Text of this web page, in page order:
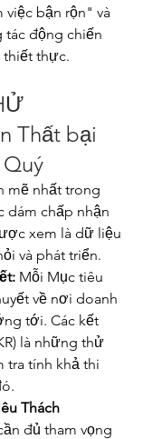
bận rộn" và
tác động chiến
thực.
Thất bại
mẽ nhất trong
dám chấp nhận
xem là dữ liệu
và phát triển.
Mỗi Mục tiêu
về nơi doanh
tới. Các kết
là những thử
tra tính khả thi
Thách
đủ tham vọng